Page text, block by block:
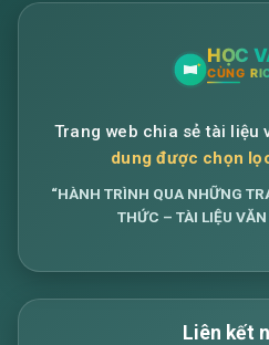
Trang web chia sẻ tài liệu
dung được chọn
“HÀNH TRÌNH QUA NHỮNG
THỨC – TÀI LIỆU
Liên kết